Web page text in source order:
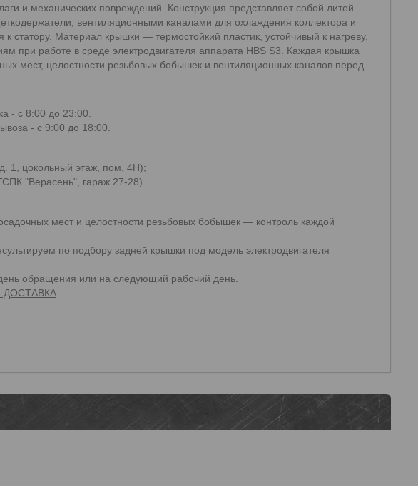
и механических повреждений. Конструкция представляет собой литой
вентиляционными каналами для охлаждения коллектора и
статору. Материал крышки — термостойкий пластик, устойчивый к нагреву,
при работе в среде электродвигателя аппарата HBS S3. Каждая крышка
мест, целостности резьбовых бобышек и вентиляционных каналов перед
- с 8:00 до 23:00.
- с 9:00 до 18:00.
1, цокольный этаж, пом. 4Н);
"Верасень", гараж 27-28).
мест и целостности резьбовых бобышек — контроль каждой
по подбору задней крышки под модель электродвигателя
обращения или на следующий рабочий день.
ДОСТАВКА